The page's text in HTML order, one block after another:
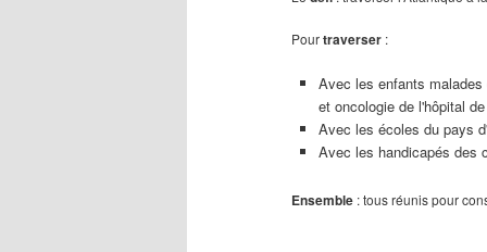
Pourtraverser :
Avec les enfants
et oncologie de l'hôpital
Avec les écoles du pays
Avec les handicapés des
Ensemble : tous réunis pour